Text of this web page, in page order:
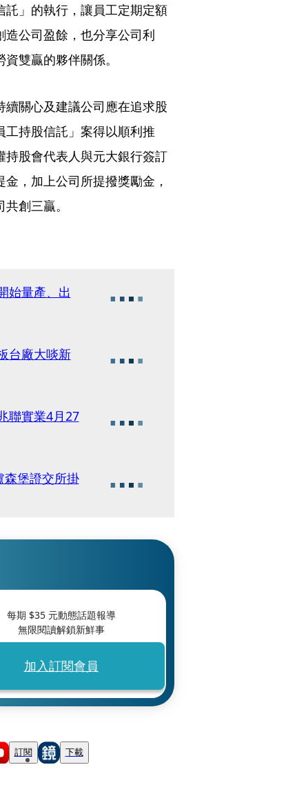
託」的執行，讓員工定期定額
公司盈餘，也分享公司利
雙贏的夥伴關係。
關心及建議公司應在追求股
持股信託」案得以順利推
股會代表人與元大銀行簽訂
，加上公司所提撥獎勵金，
創三贏。
始量產、出
台廠大啖新
聯實業4月27
堡證交所掛
每期 $35元動態話題報導
無限閱讀解鎖新鮮事
加入訂閱會員
訂閱 下載